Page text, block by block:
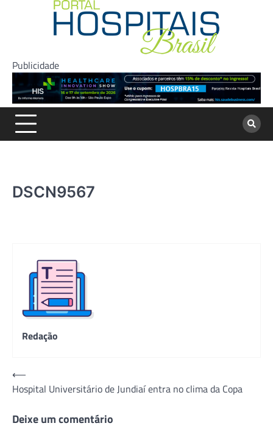
Publicidade
DSCN9567
Redação
Navegação
de
Post
⟵
Hospital Universitário de Jundiaí entra no clima da Copa
Deixe um comentário